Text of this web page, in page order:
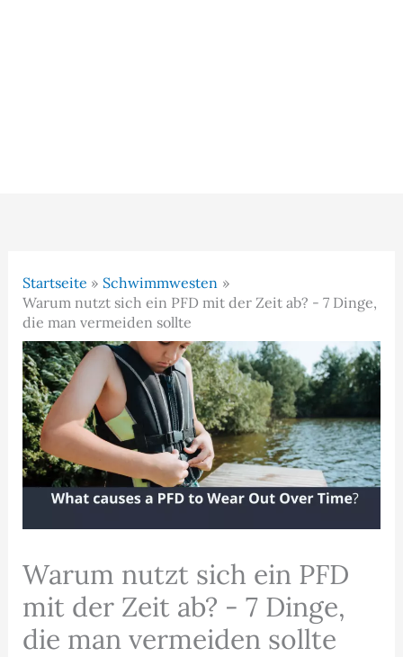
Startseite
Schwimmwesten
Warum nutzt sich ein PFD mit der Zeit ab? - 7 Dinge,
die man vermeiden sollte
Warum nutzt sich ein PFD
mit der Zeit ab? - 7 Dinge,
die man vermeiden sollte